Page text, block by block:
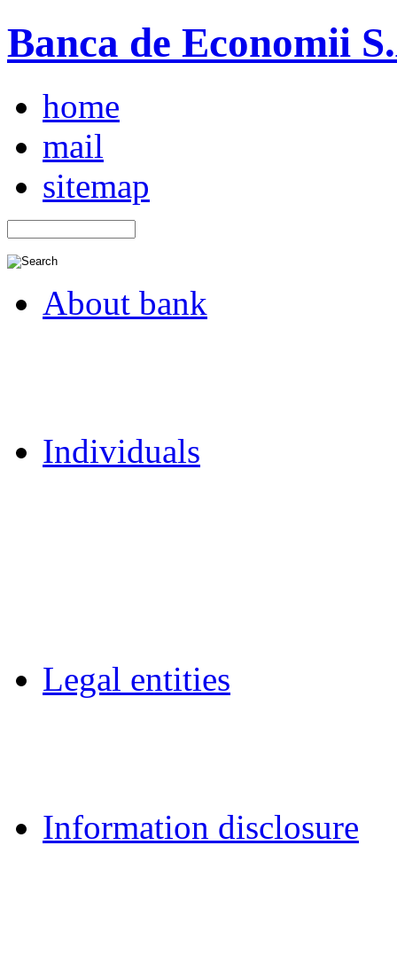
Banca de Economii
home
mail
sitemap
About bank
Individuals
Legal entities
Information disclosure